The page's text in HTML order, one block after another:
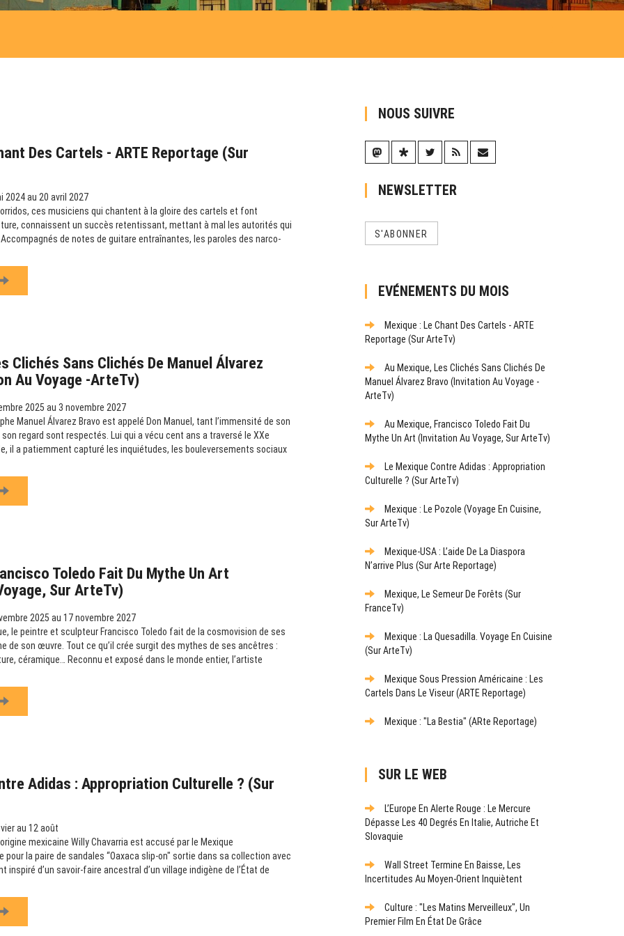
Des Cartels - ARTE Reportage (sur
2024 au 20 avril 2027
ces musiciens qui chantent à la gloire des cartels et font
connaissent un succès retentissant, mettant à mal les autorités qui
de notes de guitare entraînantes, les paroles des narco-
Clichés Sans Clichés De Manuel Álvarez
Au Voyage -ArteTv)
2025 au 3 novembre 2027
Manuel Álvarez Bravo est appelé Don Manuel, tant l’immensité de son
regard sont respectés. Lui qui a vécu cent ans a traversé le XXe
il a patiemment capturé les inquiétudes, les bouleversements sociaux
Toledo Fait Du Mythe Un Art
Sur ArteTv)
2025 au 17 novembre 2027
le peintre et sculpteur Francisco Toledo fait de la cosmovision de ses
de son œuvre. Tout ce qu’il crée surgit des mythes de ses ancêtres :
céramique… Reconnu et exposé dans le monde entier, l’artiste
Adidas : Appropriation Culturelle ? (sur
au 12 août
mexicaine Willy Chavarria est accusé par le Mexique
pour la paire de sandales “Oaxaca slip-on" sortie dans sa collection avec
inspiré d’un savoir-faire ancestral d’un village indigène de l’État de
NOUS SUIVRE
NEWSLETTER
S'ABONNER
EVÉNEMENTS DU MOIS
Mexique : Le Chant Des Cartels - ARTE
Reportage (sur ArteTv)
Au Mexique, Les Clichés Sans Clichés De
Manuel Álvarez Bravo (Invitation Au Voyage -
ArteTv)
Au Mexique, Francisco Toledo Fait Du
Mythe Un Art (Invitation Au Voyage, Sur ArteTv)
Le Mexique Contre Adidas : Appropriation
Culturelle ? (sur ArteTv)
Mexique : Le Pozole (Voyage En Cuisine,
Sur ArteTv)
Mexique-USA : L’aide De La Diaspora
N’arrive Plus (sur Arte Reportage)
Mexique, Le Semeur De Forêts (sur
FranceTv)
Mexique : La Quesadilla. Voyage En Cuisine
(sur ArteTv)
Mexique Sous Pression Américaine : Les
Cartels Dans Le Viseur (ARTE Reportage)
Mexique : "La Bestia" (ARte Reportage)
SUR LE WEB
L’Europe En Alerte Rouge : Le Mercure
Dépasse Les 40 Degrés En Italie, Autriche Et
Slovaquie
Wall Street Termine En Baisse, Les
Incertitudes Au Moyen-Orient Inquiètent
Culture : "Les Matins Merveilleux", Un
Premier Film En État De Grâce